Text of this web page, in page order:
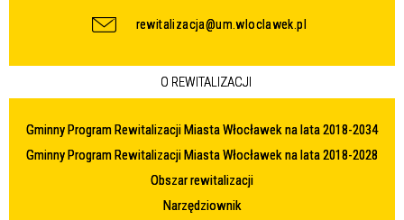
rewitalizacja@um.wloclawek.pl
O REWITALIZACJI
Gminny Program Rewitalizacji Miasta Włocławek na lata 2018-2034
Gminny Program Rewitalizacji Miasta Włocławek na lata 2018-2028
Obszar rewitalizacji
Narzędziownik